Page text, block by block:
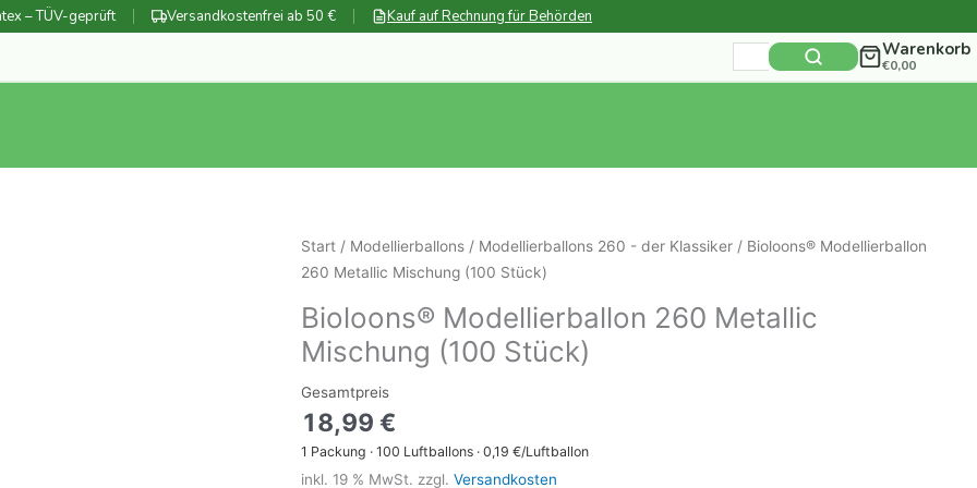
– TÜV-geprüft Versandkostenfrei ab 50 € Kauf auf Rechnung für Behörden
Suchen
nach:
Warenkorb
€0,00
Start / Modellierballons / Modellierballons 260 - der Klassiker / Bioloons® Modellierballon
260 Metallic Mischung (100 Stück)
Bioloons® Modellierballon 260 Metallic
Mischung (100 Stück)
Gesamtpreis
18,99€
1 Packung ·100 Luftballons ·0,19 €/Luftballon
inkl. 19 % MwSt. zzgl.Versandkosten